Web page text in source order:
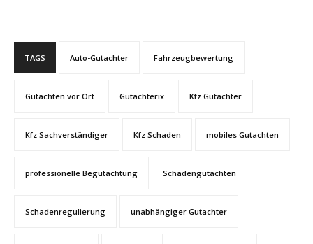
TAGS Auto-Gutachter Fahrzeugbewertung
Gutachten vor Ort Gutachterix Kfz Gutachter
Kfz Sachverständiger Kfz Schaden mobiles Gutachten
professionelle Begutachtung Schadengutachten
Schadenregulierung unabhängiger Gutachter